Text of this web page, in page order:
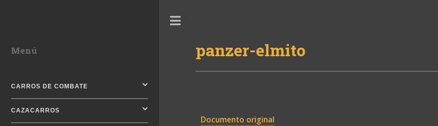
panzer-elmito
Documento original
Menú
CARROS DE COMBATE
CAZACARROS